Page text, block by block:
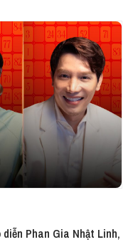
Phan Gia Nhật Linh,